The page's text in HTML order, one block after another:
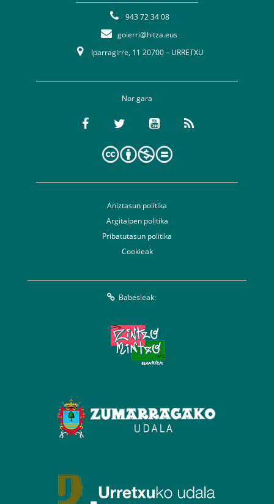
943 72 34 08
goierri@hitza.eus
Iparragirre, 11 20700 – URRETXU
Nor gara
Aniztasun politika
Argitalpen politika
Pribatutasun politika
Cookieak
Babesleak: